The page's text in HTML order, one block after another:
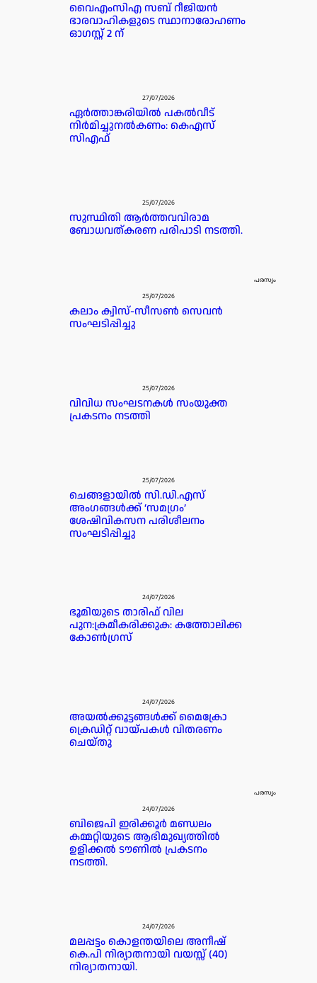
വൈഎംസിഎ സബ് റീജിയൻ
ഭാരവാഹികളുടെ സ്ഥാനാരോഹണം
ഓഗസ്റ്റ് 2 ന്
27/07/2026
ഏർത്താങ്കരിയിൽ പകൽവീട്
നിർമിച്ചുനൽകണം: കെഎസ്
സിഎഫ്
25/07/2026
സുസ്ഥിതി ആർത്തവവിരാമ
ബോധവത്കരണ പരിപാടി നടത്തി.
പരസ്യം
25/07/2026
കലാം ക്വിസ്-സീസൺ സെവൻ
സംഘടിപ്പിച്ചു
25/07/2026
വിവിധ സംഘടനകൾ സംയുക്ത
പ്രകടനം നടത്തി
25/07/2026
ചെങ്ങളായിൽ സി.ഡി.എസ്
അംഗങ്ങൾക്ക് ‘സമഗ്രം’
ശേഷിവികസന പരിശീലനം
സംഘടിപ്പിച്ചു
24/07/2026
ഭൂമിയുടെ താരിഫ് വില
പുന:ക്രമീകരിക്കുക: കത്തോലിക്ക
കോൺഗ്രസ്
24/07/2026
അയൽക്കൂട്ടങ്ങൾക്ക് മൈക്രോ
ക്രെഡിറ്റ്‌ വായ്പകൾ വിതരണം
ചെയ്തു
പരസ്യം
24/07/2026
ബിജെപി ഇരിക്കൂർ മണ്ഡലം
കമ്മറ്റിയുടെ ആഭിമുഖ്യത്തിൽ
ഉളിക്കൽ ടൗണിൽ പ്രകടനം
നടത്തി.
24/07/2026
മലപ്പട്ടം കൊളന്തയിലെ അനീഷ്
കെ.പി നിര്യാതനായി വയസ്സ് (40)
നിര്യാതനായി.